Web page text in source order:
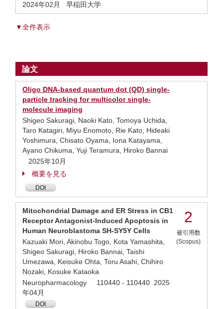
2024年02月 早稲田大学
▼全件表示
論文
Oligo DNA-based quantum dot (QD) single-
particle tracking for multicolor single-
molecule imaging
Shigeo Sakuragi, Naoki Kato, Tomoya Uchida,
Taro Katagiri, Miyu Enomoto, Rie Kato, Hideaki
Yoshimura, Chisato Oyama, Iona Katayama,
Ayano Chikuma, Yuji Teramura, Hiroko Bannai
2025年10月
概要を見る
DOI
Mitochondrial Damage and ER Stress in CB1
Receptor Antagonist-Induced Apoptosis in
Human Neuroblastoma SH-SY5Y Cells
Kazuaki Mori, Akinobu Togo, Kota Yamashita,
Shigeo Sakuragi, Hiroko Bannai, Taishi
Umezawa, Keisuke Ohta, Toru Asahi, Chihiro
Nozaki, Kosuke Kataoka
Neuropharmacology 110440 - 110440 2025
年04月
DOI
2
被引用数
(Scopus)